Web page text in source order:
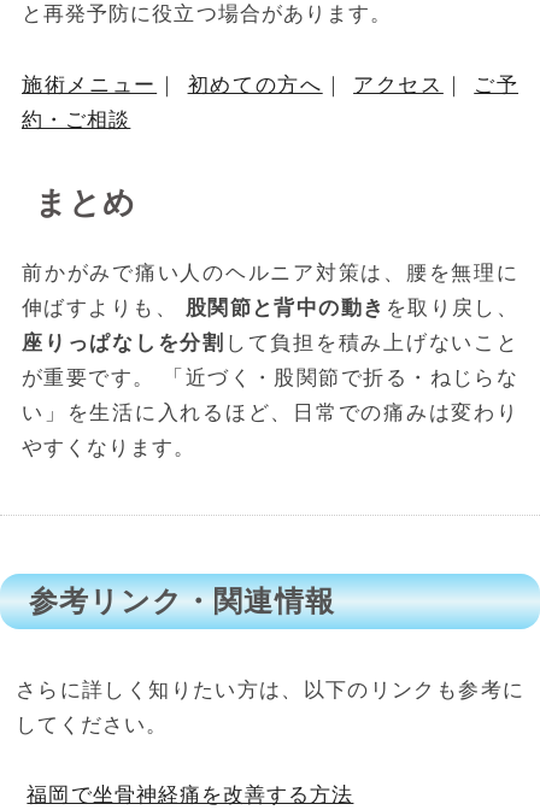
と再発予防に役立つ場合があります。
施術メニュー 初めての方へ アクセス
ご予
約・ご相談
まとめ
前かがみで痛い人のヘルニア対策は、腰を無理に
伸ばすよりも、 股関節と背中の動き を取り戻し、
座りっぱなしを分割 して負担を積み上げないこと
が重要です。 「近づく・股関節で折る・ねじらな
い」を生活に入れるほど、日常での痛みは変わり
やすくなります。
参考リンク・関連情報
さらに詳しく知りたい方は、以下のリンクも参考に
してください。
福岡で坐骨神経痛を改善する方法